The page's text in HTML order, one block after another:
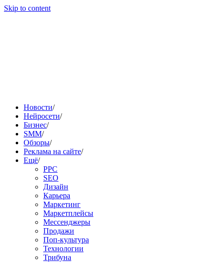
Skip to content
Новости/
Нейросети/
Бизнес/
SMM/
Обзоры/
Реклама на сайте/
Ещё/
PPC
SEO
Дизайн
Карьера
Маркетинг
Маркетплейсы
Мессенджеры
Продажи
Поп-культура
Технологии
Трибуна